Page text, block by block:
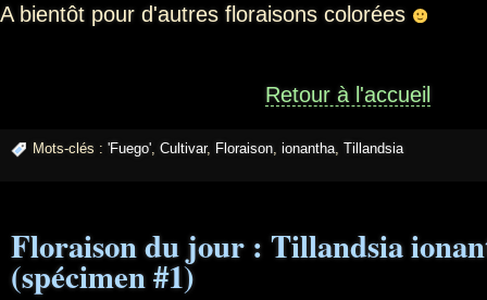
A bientôt pour d'autres floraisons colorées
Retour à l'accueil
Mots-clés : 'Fuego' Cultivar, Floraison ionantha Tillandsia
Floraison du jour : Tillandsia
(spécimen #1)